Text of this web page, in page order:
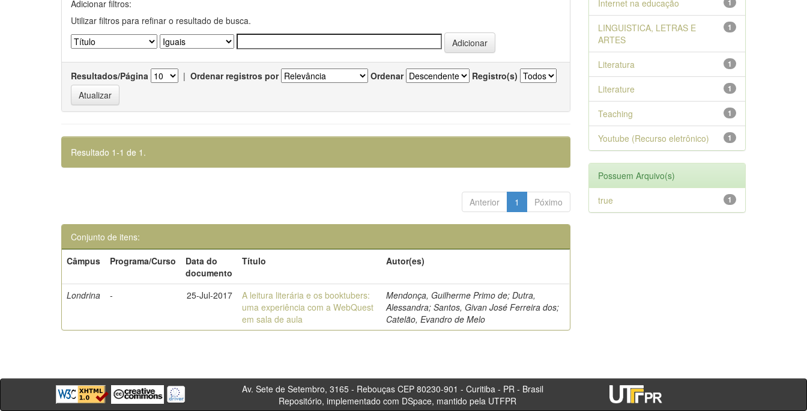
Adicionar filtros:
Utilizar filtros para refinar o resultado de busca.
Resultados/Página | Ordenar registros por Ordenar Registro(s)
Resultado 1-1 de 1.
Anterior 1 Póximo
Conjunto de itens:
Câmpus
Programa/Curso
Data do
documento
Título Autor(es)
Londrina - 25-Jul-2017
A leitura literária e os booktubers:
uma experiência com a WebQuest
em sala de aula
Mendonça, Guilherme Primo de; Dutra,
Alessandra; Santos, Givan José Ferreira dos;
Catelão, Evandro de Melo
1
Internet na educação
1
LINGUISTICA, LETRAS E
ARTES
1
Literatura
1
Literature
1
Teaching
1
Youtube (Recurso eletrônico)
Possuem Arquivo(s)
1
true
Av. Sete de Setembro, 3165 - Rebouças CEP 80230-901 - Curitiba - PR - Brasil
Repositório, implementado com DSpace, mantido pela UTFPR